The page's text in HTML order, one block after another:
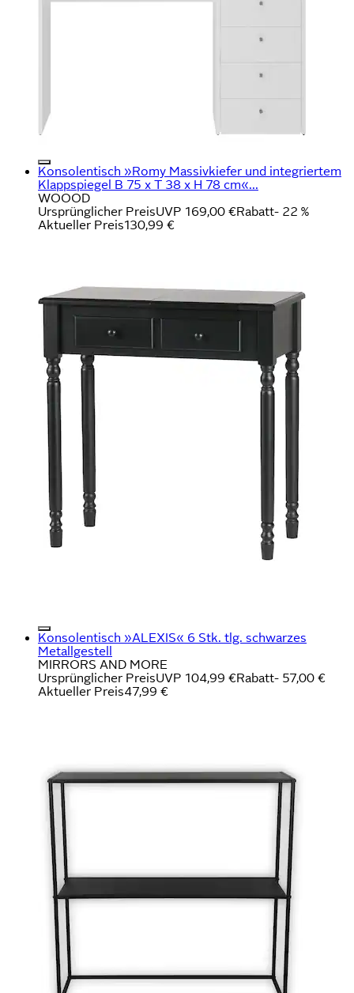
Konsolentisch »Romy Massivkiefer und integriertem
Klappspiegel B 75 x T 38 x H 78 cm«...
WOOOD
Ursprünglicher PreisUVP 169,00 €Rabatt- 22 %
Aktueller Preis130,99 €
Konsolentisch »ALEXIS« 6 Stk. tlg. schwarzes
Metallgestell
MIRRORS AND MORE
Ursprünglicher PreisUVP 104,99 €Rabatt- 57,00 €
Aktueller Preis47,99 €